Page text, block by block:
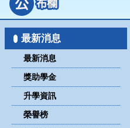
最新消息
最新消息
獎助學金
升學資訊
榮譽榜